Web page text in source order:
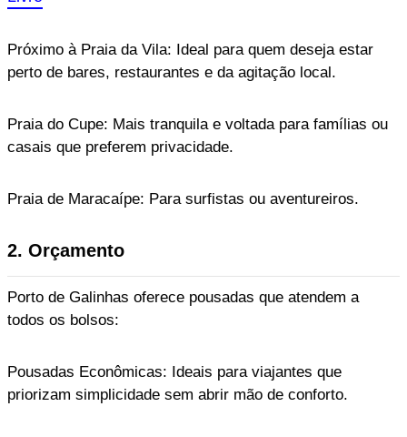
Próximo à Praia da Vila: Ideal para quem deseja estar
perto de bares, restaurantes e da agitação local.
Praia do Cupe: Mais tranquila e voltada para famílias ou
casais que preferem privacidade.
Praia de Maracaípe: Para surfistas ou aventureiros.
2. Orçamento
Porto de Galinhas oferece pousadas que atendem a
todos os bolsos:
Pousadas Econômicas: Ideais para viajantes que
priorizam simplicidade sem abrir mão de conforto.